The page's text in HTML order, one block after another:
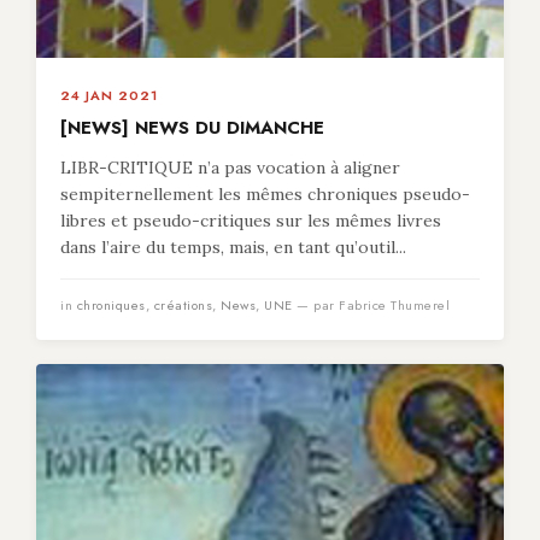
24 JAN 2021
[NEWS] NEWS DU DIMANCHE
LIBR-CRITIQUE n’a pas vocation à aligner
sempiternellement les mêmes chroniques pseudo-
libres et pseudo-critiques sur les mêmes livres
dans l’aire du temps, mais, en tant qu’outil...
in chroniques, créations, News, UNE — par Fabrice Thumerel